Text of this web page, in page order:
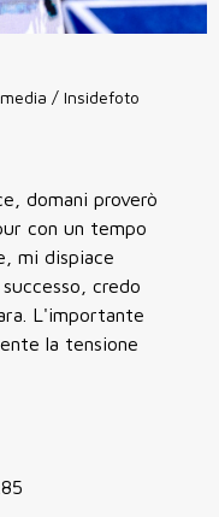
/ Insidefoto
domani proverò
con un tempo
mi dispiace
credo
L'importante
la tensione